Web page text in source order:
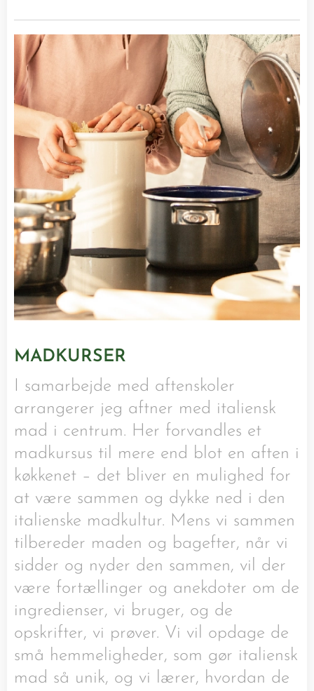
MADKURSER
I samarbejde med aftenskoler
arrangerer jeg aftner med italiensk
mad i centrum. Her forvandles et
madkursus til mere end blot en aften i
køkkenet – det bliver en mulighed for
at være sammen og dykke ned i den
italienske madkultur. Mens vi sammen
tilbereder maden og bagefter, når vi
sidder og nyder den sammen, vil der
være fortællinger og anekdoter om de
ingredienser, vi bruger, og de
opskrifter, vi prøver. Vi vil opdage de
små hemmeligheder, som gør italiensk
mad så unik, og vi lærer, hvordan de